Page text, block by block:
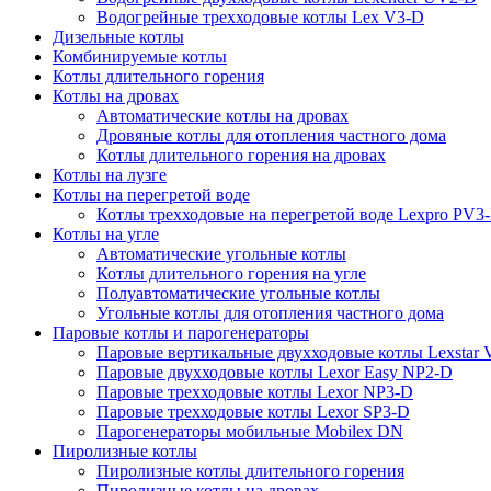
Водогрейные трехходовые котлы Lex V3-D
Дизельные котлы
Комбинируемые котлы
Котлы длительного горения
Котлы на дровах
Автоматические котлы на дровах
Дровяные котлы для отопления частного дома
Котлы длительного горения на дровах
Котлы на лузге
Котлы на перегретой воде
Котлы трехходовые на перегретой воде Lexpro
Котлы на угле
Автоматические угольные котлы
Котлы длительного горения на угле
Полуавтоматические угольные котлы
Угольные котлы для отопления частного дома
Паровые котлы и парогенераторы
Паровые вертикальные двухходовые котлы Lexstar
Паровые двухходовые котлы Lexor Easy NP2-D
Паровые трехходовые котлы Lexor NP3-D
Паровые трехходовые котлы Lexor SP3-D
Парогенераторы мобильные Mobilex DN
Пиролизные котлы
Пиролизные котлы длительного горения